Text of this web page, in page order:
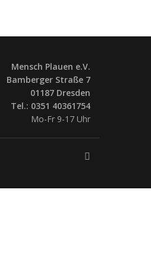
Mensch Plauen e.V.
Bamberger Straße 7
01187 Dresden
Tel.: 0351 40361754
Mo-Fr 9-17 Uhr